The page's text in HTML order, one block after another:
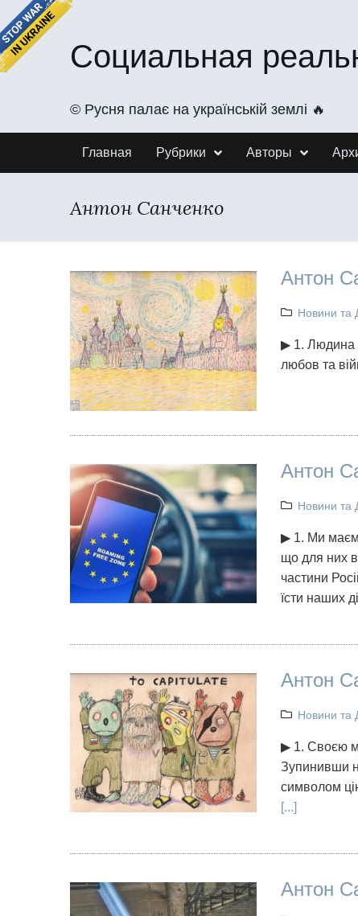
Социальная
©️ Русня палає на українській землі 🔥
Главная Рубрики Авторы
Антон Санченко
Антон
Новини та
▶ 1. Людина
любов та
Антон
Новини та
▶ 1. Ми
що для них
частини
їсти наших
Антон
Новини та
▶ 1. Своєю
Зупинивши
символом
[...]
Антон